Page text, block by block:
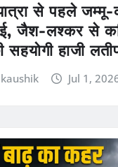
से पहले जम्मू-
जैश-लश्कर से
सहयोगी हाजी
Jul 1,